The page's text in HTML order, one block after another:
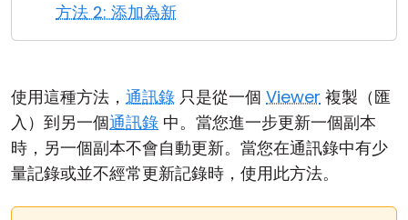
方法 2: 添加為新
使用這種方法， 通訊錄 只是從一個 Viewer 複製（匯
入）到另一個通訊錄 中。當您進一步更新一個副本
時，另一個副本不會自動更新。當您在通訊錄中有少
量記錄或並不經常更新記錄時，使用此方法。
雲端與內部部署